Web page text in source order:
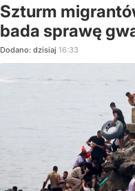
Szturm
bada sprawę
Dodano: dzisiaj 16:33